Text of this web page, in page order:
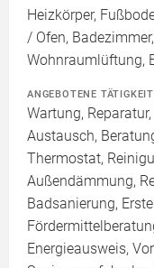
Heizkörper,
/ Ofen,
Wohnraumlüftung,
ANGEBOTENE
Wartung,
Austausch,
Thermostat,
Außendämmung,
Badsanierung,
Energieausweis,